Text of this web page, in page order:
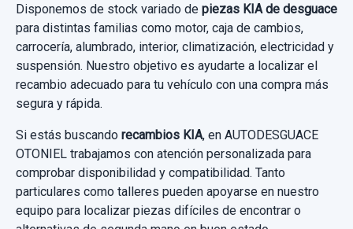
Sin IVA, gastos de envío no incluidos.
Consultar por whatsapp
Disponemos de stock variado de piezas KIA de desguace
para distintas familias como motor, caja de cambios,
carrocería, alumbrado, interior, climatización, electricidad y
suspensión. Nuestro objetivo es ayudarte a localizar el
recambio adecuado para tu vehículo con una compra más
segura y rápida.
Si estás buscando recambios KIA, en AUTODESGUACE
OTONIEL trabajamos con atención personalizada para
comprobar disponibilidad y compatibilidad. Tanto
particulares como talleres pueden apoyarse en nuestro
equipo para localizar piezas difíciles de encontrar o